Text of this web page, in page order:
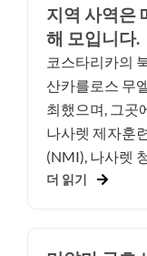
지역 사역은
해 모입니다.
코스타리카의
산카를로스 무
최했으며, 그곳
나사렛 제자훈
(NMI), 나사렛 청
더 읽기